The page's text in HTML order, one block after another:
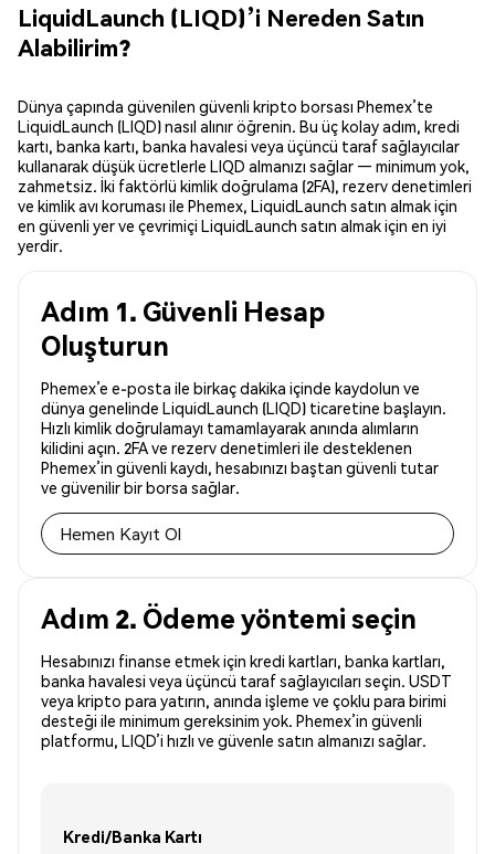
LiquidLaunch (LIQD)’i Nereden Satın
Alabilirim?
Dünya çapında güvenilen güvenli kripto borsası Phemex’te
LiquidLaunch (LIQD) nasıl alınır öğrenin. Bu üç kolay adım, kredi
kartı, banka kartı, banka havalesi veya üçüncü taraf sağlayıcılar
kullanarak düşük ücretlerle LIQD almanızı sağlar — minimum yok,
zahmetsiz. İki faktörlü kimlik doğrulama (2FA), rezerv denetimleri
ve kimlik avı koruması ile Phemex, LiquidLaunch satın almak için
en güvenli yer ve çevrimiçi LiquidLaunch satın almak için en iyi
yerdir.
Adım 1. Güvenli Hesap
Oluşturun
Phemex’e e-posta ile birkaç dakika içinde kaydolun ve
dünya genelinde LiquidLaunch (LIQD) ticaretine başlayın.
Hızlı kimlik doğrulamayı tamamlayarak anında alımların
kilidini açın. 2FA ve rezerv denetimleri ile desteklenen
Phemex’in güvenli kaydı, hesabınızı baştan güvenli tutar
ve güvenilir bir borsa sağlar.
Hemen Kayıt Ol
Adım 2. Ödeme yöntemi seçin
Hesabınızı finanse etmek için kredi kartları, banka kartları,
banka havalesi veya üçüncü taraf sağlayıcıları seçin. USDT
veya kripto para yatırın, anında işleme ve çoklu para birimi
desteği ile minimum gereksinim yok. Phemex’in güvenli
platformu, LIQD’i hızlı ve güvenle satın almanızı sağlar.
Kredi/Banka Kartı